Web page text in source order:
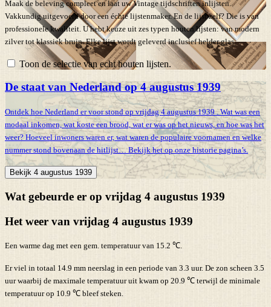
Maak de beleving compleet en laat uw Vintage tijdschriften inlijsten.
Vakkundig uitgevoerd door een échte lijstenmaker. En de lijst zelf? Die is van
professionele kwaliteit. U hebt keuze uit zes typen houten lijsten: van modern
zilver tot klassiek bruin. Elke lijst wordt geleverd inclusief helder glas.
Toon de selectie van echt houten lijsten.
De staat van Nederland op 4 augustus 1939
Ontdek hoe Nederland er voor stond op vrijdag 4 augustus 1939 . Wat was een
modaal inkomen, wat koste een brood, wat er was op het nieuws, en hoe was het
weer? Hoeveel inwoners waren er, wat waren de populaire voornamen en welke
nummer stond bovenaan de hitlijst… Bekijk het op onze historie pagina’s.
Bekijk 4 augustus 1939
Wat gebeurde er op vrijdag 4 augustus 1939
Het weer van vrijdag 4 augustus 1939
Een warme dag met een gem. temperatuur van 15.2 ℃.
Er viel in totaal 14.9 mm neerslag in een periode van 3.3 uur. De zon scheen 3.5
uur waarbij de maximale temperatuur uit kwam op 20.9 ℃ terwijl de minimale
temperatuur op 10.9 ℃ bleef steken.